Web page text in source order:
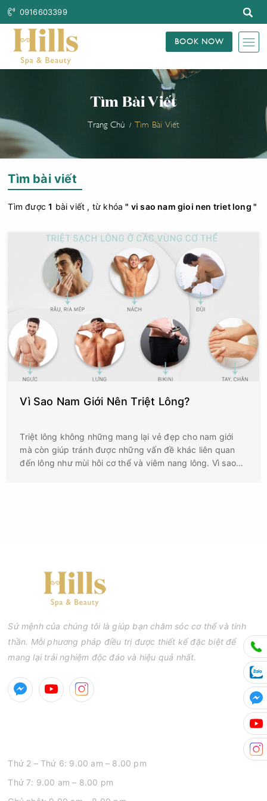
0916603399
BOOK NOW
Tìm Bài Viết
Trang Chủ Tìm Bài Viết
Tìm bài viết
Tìm được1 bài viết , từ khóa" vi sao nam gioi nen triet long "
Vì Sao Nam Giới Nên Triệt Lông?
Triệt lông không những mang lại vẻ đẹp cho nam giới
mà còn giúp tránh được những vấn đề khác liên quan
đến lông như mùi hôi cơ thể và viêm nang lông. Vì sao
Sứ mệnh của chúng tôi là giúp bạn chăm sóc cơ thể và tinh
thần. Mỗi phương pháp điều trị được thiết kế đặc biệt để
mang lại trải nghiệm độc đáo và hiệu quả nhất.
Thứ 2 – Thứ 6: 9.00 am – 8.00 pm
Thứ 7: 9.00 am – 8.00 pm